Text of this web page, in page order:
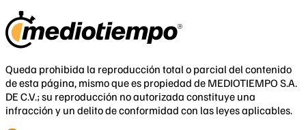
Queda prohibida la reproducción total o parcial del contenido
de esta página, mismo que es propiedad de MEDIOTIEMPO S.A.
DE C.V.; su reproducción no autorizada constituye una
infracción y un delito de conformidad con las leyes aplicables.